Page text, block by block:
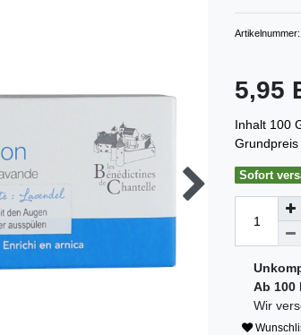
Artikelnummer:
5,95
Inhalt 100
Grundpreis
Sofort
Ab 100
Wir